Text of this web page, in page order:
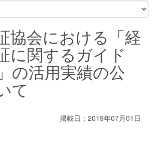
協会における「経
に関するガイド
の活用実績の公
て
掲載日：2019年07月01日